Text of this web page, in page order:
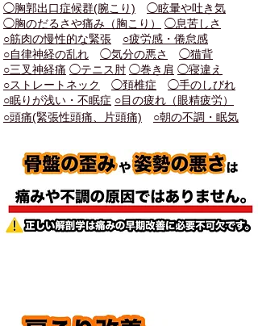
◯胸郭出口症候群(腕こり)
◯眩暈や吐き気
◯胸のだるさや痛み（胸こり）
◯息苦しさ
○筋肉の慢性的な緊張
○疲労感・倦怠感
○自律神経の乱れ
◯気分の悪さ
◯猫背
○三叉神経痛 ◯テニス肘 ◯巻き肩 ◯寝違え
○ストレートネック
◯頚椎症
◯手のしびれ
○眠りが浅い・不眠症 ○目の疲れ（眼精疲労）
○頭痛(緊張性頭痛、片頭痛)
○朝の不調・眠気